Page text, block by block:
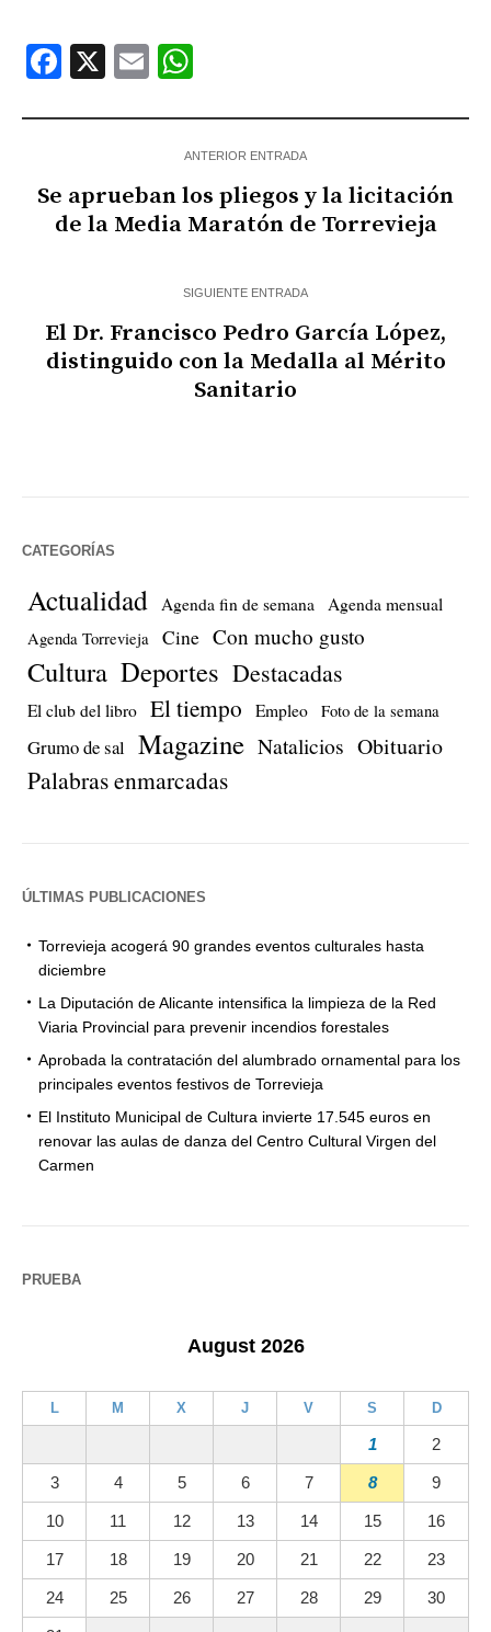
Facebook
X Email
ANTERIOR ENTRADA
Se aprueban los pliegos y la licitación
de la Media Maratón de Torrevieja
SIGUIENTE ENTRADA
El Dr. Francisco Pedro García López,
distinguido con la Medalla al Mérito
Sanitario
CATEGORÍAS
Actualidad Agenda fin de semana Agenda mensual
Agenda Torrevieja Cine Con mucho gusto
Cultura Deportes Destacadas
El club del libro El tiempo Empleo Foto de la semana
Grumo de sal Magazine Natalicios Obituario
Palabras enmarcadas
ÚLTIMAS PUBLICACIONES
Torrevieja acogerá 90 grandes eventos culturales hasta
diciembre
La Diputación de Alicante intensifica la limpieza de la Red
Viaria Provincial para prevenir incendios forestales
Aprobada la contratación del alumbrado ornamental para los
principales eventos festivos de Torrevieja
El Instituto Municipal de Cultura invierte 17.545 euros en
renovar las aulas de danza del Centro Cultural Virgen del
Carmen
PRUEBA
August 2026
L M X J V S D
1 2
3 4 5 6 7 8 9
10 11 12 13 14 15 16
17 18 19 20 21 22 23
24 25 26 27 28 29 30